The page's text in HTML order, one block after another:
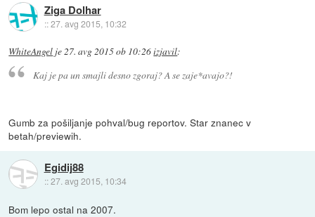
Ziga Dolhar
::27. avg 2015, 10:32
WhiteAngel je27. avg 2015 ob 10:26izjavil:
Kaj je pa un smajli desno zgoraj? A se zaje*avajo?!
Gumb za pošiljanje pohval/bug reportov. Star znanec v
betah/previewih.
Egidij88
::27. avg 2015, 10:34
Bom lepo ostal na 2007.